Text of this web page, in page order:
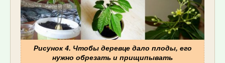
Рисунок 4. Чтобы деревце дало плоды, его
нужно обрезать и прищипывать